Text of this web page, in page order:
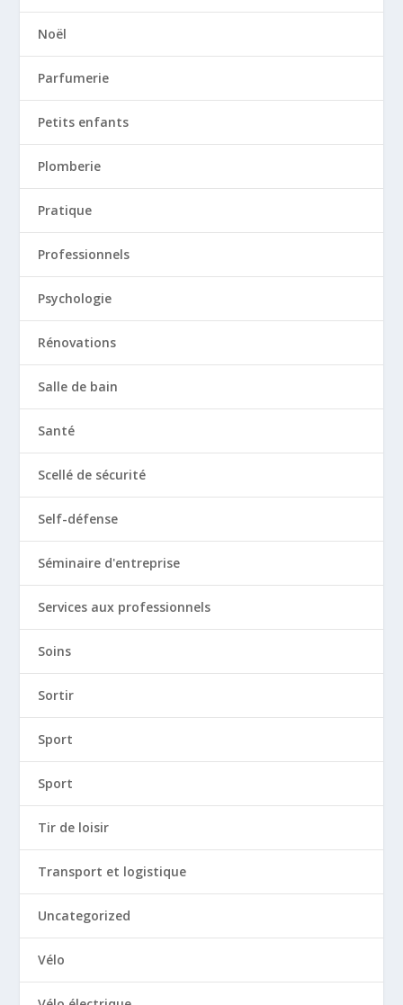
Noël
Parfumerie
Petits enfants
Plomberie
Pratique
Professionnels
Psychologie
Rénovations
Salle de bain
Santé
Scellé de sécurité
Self-défense
Séminaire d'entreprise
Services aux professionnels
Soins
Sortir
Sport
Sport
Tir de loisir
Transport et logistique
Uncategorized
Vélo